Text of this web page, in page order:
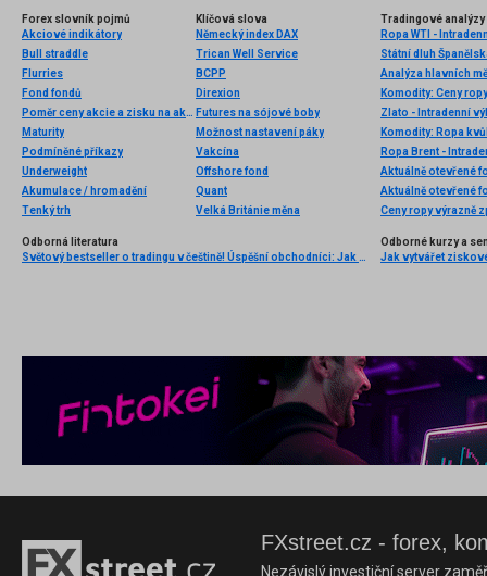
Forex slovník pojmů
Akciové indikátory
Bull straddle
Flurries
Fond fondů
Poměr ceny akcie a zisku na akcii (Akcie P-E)
Maturity
Podmíněné příkazy
Underweight
Akumulace / hromadění
Tenký trh
Klíčová slova
Německý index DAX
Trican Well Service
BCPP
Direxion
Futures na sójové boby
Možnost nastavení páky
Vakcína
Offshore fond
Quant
Velká Británie měna
Tradingové analýzy
Ropa WTI -
Státní dluh
Analýza hlavních
Komodity: Ceny
Zlato - Intradenní
Komodity: Ropa
Ropa Brent -
Aktuálně otevřené
Aktuálně otevřené
Ceny ropy výrazně
Odborná literatura
Světový bestseller o tradingu v češtině! Úspěšní obchodníci: Jak běžní lidé porážejí Wall Street v jeho vlastní hře
Odborné kurzy a
Jak vytvářet
FXstreet.cz - forex,
Nezávislý investiční server